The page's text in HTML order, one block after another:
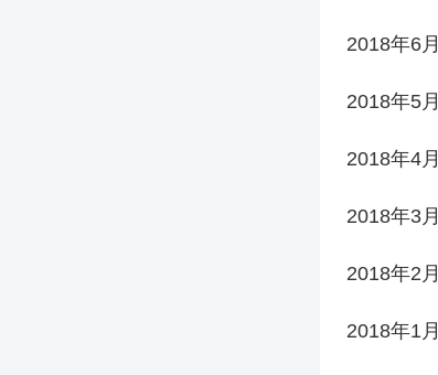
2018年6月
2018年5月
2018年4月
2018年3月
2018年2月
2018年1月